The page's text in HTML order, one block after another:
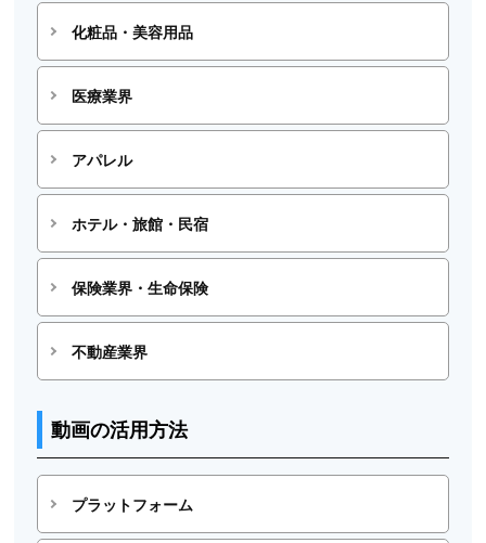
化粧品・美容用品
医療業界
アパレル
ホテル・旅館・民宿
保険業界・生命保険
不動産業界
動画の活用方法
プラットフォーム